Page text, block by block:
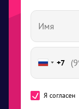
+7
Я согласен